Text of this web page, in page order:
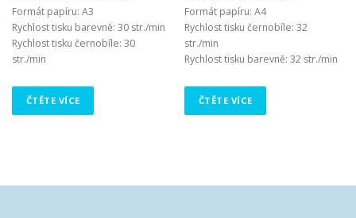
Formát papíru: A3
Rychlost tisku barevně: 30 str./min
Rychlost tisku černobíle: 30
str./min
ČTĚTE VÍCE
Formát papíru: A4
Rychlost tisku černobíle: 32
str./min
Rychlost tisku barevně: 32 str./min
ČTĚTE VÍCE